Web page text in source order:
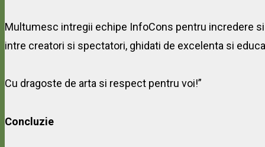
Multumesc intregii echipe InfoCons pentru incredere
intre creatori si spectatori, ghidati de excelenta si
Cu dragoste de arta si respect pentru voi!”
Concluzie